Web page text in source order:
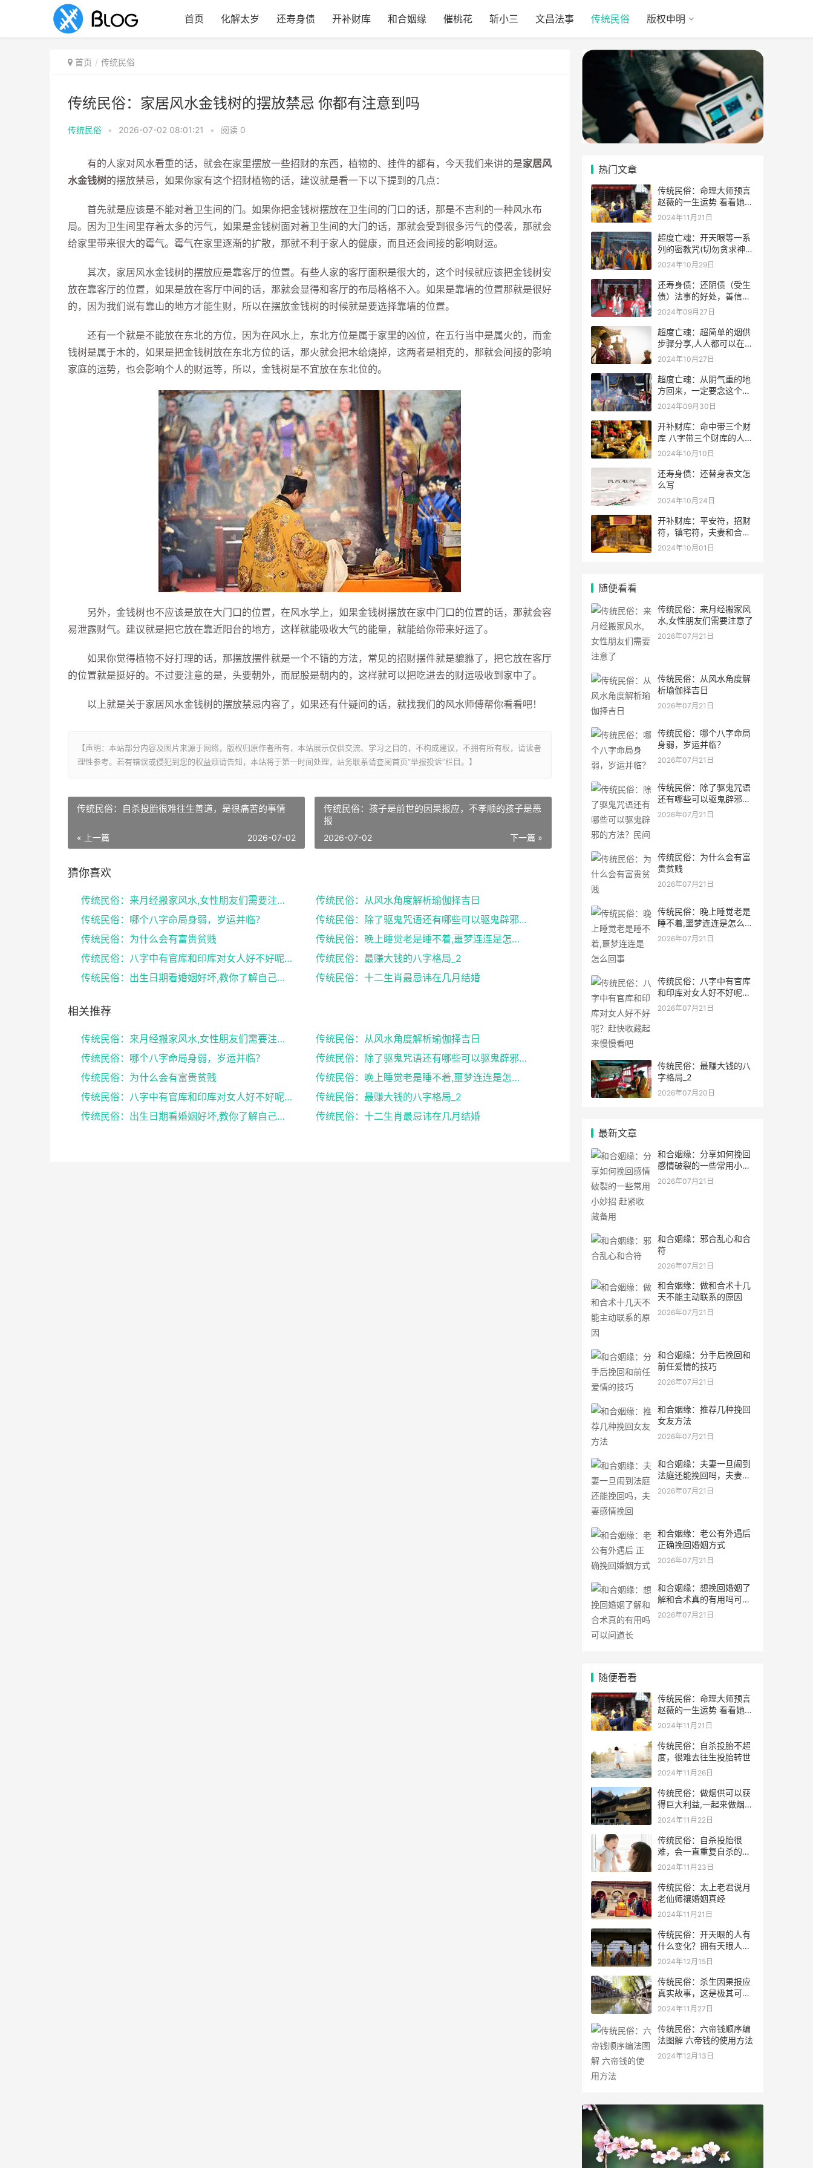
首页 化解太岁 还寿身债 开补财库 和合姻缘 催桃花 斩小三 文昌法事 传统民俗 版权申明
首页 传统民俗
传统民俗：家居风水金钱树的摆放禁忌 你都有注意到吗
传统民俗 • 2026-07-02 08:01:21 • 阅读 0
有的人家对风水看重的话，就会在家里摆放一些招财的东西，植物的、挂件的都有，今天我们来讲的是家居风
水金钱树的摆放禁忌，如果你家有这个招财植物的话，建议就是看一下以下提到的几点：
首先就是应该是不能对着卫生间的门。如果你把金钱树摆放在卫生间的门口的话，那是不吉利的一种风水布
局。因为卫生间里存着太多的污气，如果是金钱树面对着卫生间的大门的话，那就会受到很多污气的侵袭，那就会
给家里带来很大的霉气。霉气在家里逐渐的扩散，那就不利于家人的健康，而且还会间接的影响财运。
其次，家居风水金钱树的摆放应是靠客厅的位置。有些人家的客厅面积是很大的，这个时候就应该把金钱树安
放在靠客厅的位置，如果是放在客厅中间的话，那就会显得和客厅的布局格格不入。如果是靠墙的位置那就是很好
的，因为我们说有靠山的地方才能生财，所以在摆放金钱树的时候就是要选择靠墙的位置。
还有一个就是不能放在东北的方位，因为在风水上，东北方位是属于家里的凶位，在五行当中是属火的，而金
钱树是属于木的，如果是把金钱树放在东北方位的话，那火就会把木给烧掉，这两者是相克的，那就会间接的影响
家庭的运势，也会影响个人的财运等，所以，金钱树是不宜放在东北位的。
另外，金钱树也不应该是放在大门口的位置，在风水学上，如果金钱树摆放在家中门口的位置的话，那就会容
易泄露财气。建议就是把它放在靠近阳台的地方，这样就能吸收大气的能量，就能给你带来好运了。
如果你觉得植物不好打理的话，那摆放摆件就是一个不错的方法，常见的招财摆件就是貔貅了，把它放在客厅
的位置就是挺好的。不过要注意的是，头要朝外，而屁股是朝内的，这样就可以把吃进去的财运吸收到家中了。
以上就是关于家居风水金钱树的摆放禁忌内容了，如果还有什疑问的话，就找我们的风水师傅帮你看看吧！
【声明：本站部分内容及图片来源于网络，版权归原作者所有，本站展示仅供交流、学习之目的，不构成建议，不拥有所有权，请读者
理性参考。若有错误或侵犯到您的权益烦请告知，本站将于第一时间处理，站务联系请查阅首页“举报投诉”栏目。】
传统民俗：自杀投胎很难往生善道，是很痛苦的事情
« 上一篇 2026-07-02
传统民俗：孩子是前世的因果报应，不孝顺的孩子是恶
报
下一篇 »
2026-07-02
猜你喜欢
传统民俗：来月经搬家风水,女性朋友们需要注意了
传统民俗：从风水角度解析瑜伽择吉日
传统民俗：哪个八字命局身弱，岁运并临？
传统民俗：除了驱鬼咒语还有哪些可以驱鬼辟邪的方法？...
传统民俗：为什么会有富贵贫贱
传统民俗：晚上睡觉老是睡不着,噩梦连连是怎么回事
传统民俗：八字中有官库和印库对女人好不好呢？赶快收...
传统民俗：最赚大钱的八字格局_2
传统民俗：出生日期看婚姻好坏,教你了解自己未来的婚...
传统民俗：十二生肖最忌讳在几月结婚
相关推荐
传统民俗：来月经搬家风水,女性朋友们需要注意了
传统民俗：从风水角度解析瑜伽择吉日
传统民俗：哪个八字命局身弱，岁运并临？
传统民俗：除了驱鬼咒语还有哪些可以驱鬼辟邪的方法？...
传统民俗：为什么会有富贵贫贱
传统民俗：晚上睡觉老是睡不着,噩梦连连是怎么回事
传统民俗：八字中有官库和印库对女人好不好呢？赶快收...
传统民俗：最赚大钱的八字格局_2
传统民俗：出生日期看婚姻好坏,教你了解自己未来的婚...
传统民俗：十二生肖最忌讳在几月结婚
热门文章
传统民俗：命理大师预言
赵薇的一生运势 看看她的
表示
2024年11月21日
超度亡魂：开天眼等一系
列的密教咒(切勿贪求神
通)
2024年10月29日
还寿身债：还阴债（受生
债）法事的好处，善信必
看！
2024年09月27日
超度亡魂：超简单的烟供
步骤分享,人人都可以在家
做烟供
2024年10月27日
超度亡魂：从阴气重的地
方回来，一定要念这个
咒！
2024年09月30日
开补财库：命中带三个财
库 八字带三个财库的人是
不是很有钱？
2024年10月10日
还寿身债：还替身表文怎
么写
2024年10月24日
开补财库：平安符，招财
符，镇宅符，夫妻和合符.
灵符符咒.
2024年10月01日
随便看看
传统民俗：来月经搬家风
水,女性朋友们需要注意了
2026年07月21日
传统民俗：从风水角度解
析瑜伽择吉日
2026年07月21日
传统民俗：哪个八字命局
身弱，岁运并临？
2026年07月21日
传统民俗：除了驱鬼咒语
还有哪些可以驱鬼辟邪的
方法？民间
2026年07月21日
传统民俗：为什么会有富
贵贫贱
2026年07月21日
传统民俗：晚上睡觉老是
睡不着,噩梦连连是怎么回
事
2026年07月21日
传统民俗：八字中有官库
和印库对女人好不好呢？
赶快收藏起来慢慢看吧
2026年07月21日
传统民俗：最赚大钱的八
字格局_2
2026年07月20日
最新文章
和合姻缘：分享如何挽回
感情破裂的一些常用小妙
招 赶紧收藏备用
2026年07月21日
和合姻缘：邪合乱心和合
符
2026年07月21日
和合姻缘：做和合术十几
天不能主动联系的原因
2026年07月21日
和合姻缘：分手后挽回和
前任爱情的技巧
2026年07月21日
和合姻缘：推荐几种挽回
女友方法
2026年07月21日
和合姻缘：夫妻一旦闹到
法庭还能挽回吗，夫妻感
情挽回
2026年07月21日
和合姻缘：老公有外遇后
正确挽回婚姻方式
2026年07月21日
和合姻缘：想挽回婚姻了
解和合术真的有用吗可以
问道长
2026年07月21日
随便看看
传统民俗：命理大师预言
赵薇的一生运势 看看她的
表示
2024年11月21日
传统民俗：自杀投胎不超
度，很难去往生投胎转世
2024年11月26日
传统民俗：做烟供可以获
得巨大利益,一起来做烟供
药供施食吧
2024年11月22日
传统民俗：自杀投胎很
难，会一直重复自杀的动
作
2024年11月23日
传统民俗：太上老君说月
老仙师禳婚姻真经
2024年11月21日
传统民俗：开天眼的人有
什么变化？拥有天眼人的
特征
2024年12月15日
传统民俗：杀生因果报应
真实故事，这是极其可怕
的事情
2024年11月27日
传统民俗：六帝钱顺序编
法图解 六帝钱的使用方法
2024年12月13日